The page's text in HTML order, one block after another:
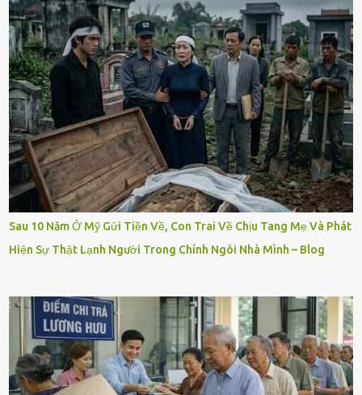
Sau 10 Năm Ở Mỹ Gửi Tiền Về, Con Trai Về Chịu Tang Mẹ Và Phát
Hiện Sự Thật Lạnh Người Trong Chính Ngôi Nhà Mình – Blog